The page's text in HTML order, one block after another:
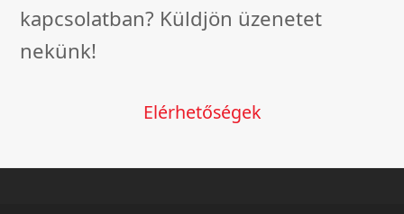
kapcsolatban? Küldjön üzenetet
nekünk!
Elérhetőségek